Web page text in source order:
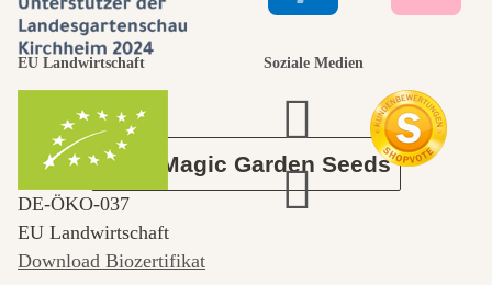
durch den
Garten
Über Magic Garden Seeds
EU Landwirtschaft
DE‑ÖKO‑037
EU Landwirtschaft
Download Biozertifikat
Soziale Medien